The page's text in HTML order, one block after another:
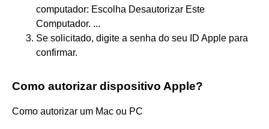
computador: Escolha Desautorizar Este
Computador. ...
Se solicitado, digite a senha do seu ID Apple para
confirmar.
Como autorizar dispositivo Apple?
Como autorizar um Mac ou PC